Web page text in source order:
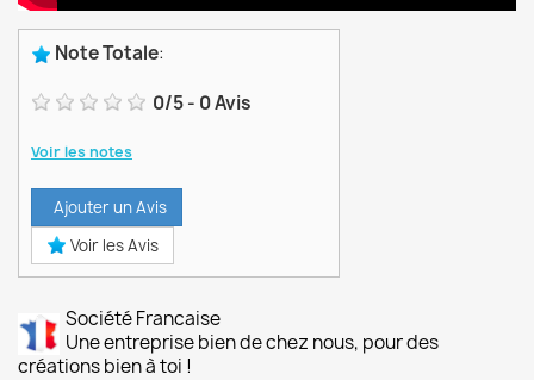
Note Totale:
0/5- 0Avis
Voir les notes
Ajouter un Avis
Voir les Avis
Société Francaise
Une entreprise bien de chez nous, pour des
créations bien à toi !